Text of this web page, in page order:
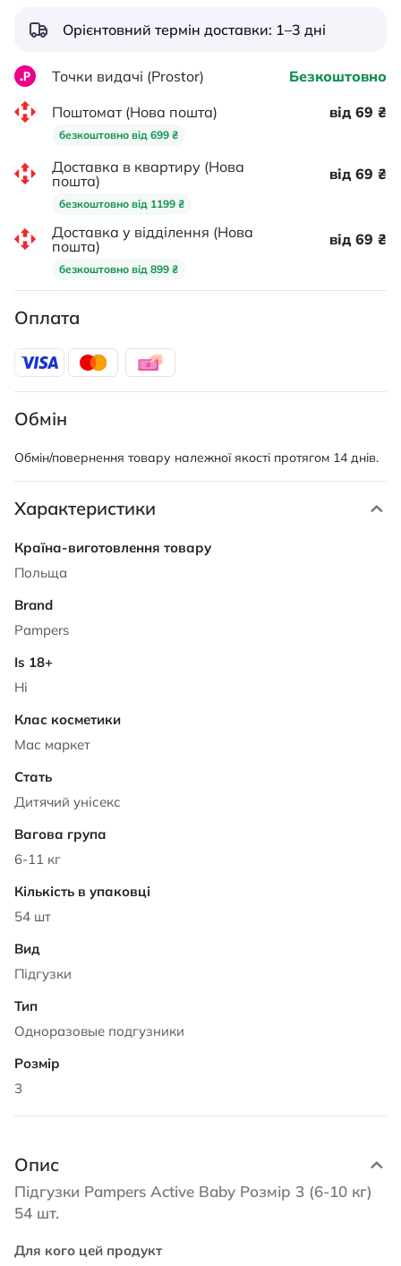
Орієнтовний термін доставки: 1–3 дні
Точки видачі (Prostor)
Безкоштовно
Поштомат (Нова пошта)
безкоштовно від 699 ₴
від 69 ₴
Доставка в квартиру (Нова
пошта)
безкоштовно від 1199 ₴
від 69 ₴
Доставка у відділення (Нова
пошта)
безкоштовно від 899 ₴
від 69 ₴
Оплата
Обмін
Обмін/повернення товару належної якості протягом 14 днів.
Характеристики
Характеристики
Польща
Pampers
Ні
Мас маркет
Дитячий унісекс
6-11 кг
54 шт
Підгузки
Одноразовые подгузники
3
Опис
Підгузки Pampers Active Baby Розмір 3 (6-10 кг)
54 шт.
Для кого цей продукт